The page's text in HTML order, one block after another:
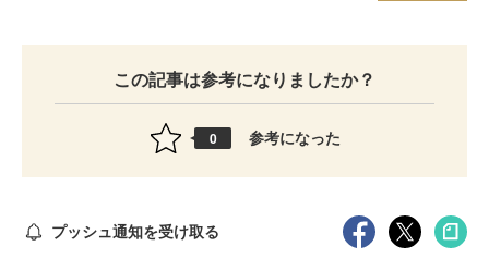
この記事は参考になりましたか？
0 参考になった
プッシュ通知を受け取る